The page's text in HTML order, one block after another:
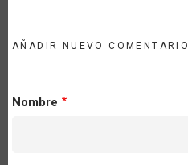
AÑADIR NUEVO COMENTARIO
Nombre